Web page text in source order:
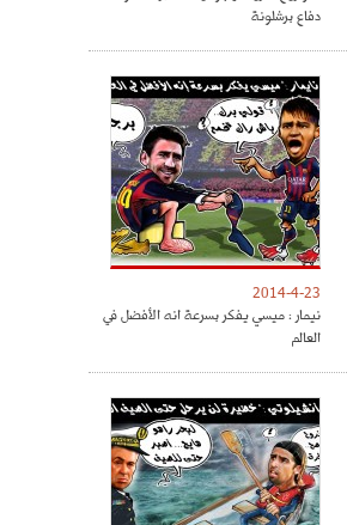
دفاع برشلونة
2014-4-23
نيمار : ميسي يفكر بسرعة انه الأفضل في
العالم